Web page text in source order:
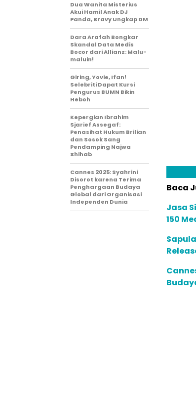
Baca
Jasa
150
Dua Wanita Misterius
Akui Hamil Anak DJ
Panda, Bravy Ungkap DM
Dara Arafah Bongkar
Skandal Data Medis
Bocor dari Allianz: Malu-
maluin!
Giring, Yovie, Ifan!
Selebriti Dapat Kursi
Pengurus BUMN Bikin
Heboh
Kepergian Ibrahim
Sjarief Assegaf:
Penasihat Hukum Brilian
dan Sosok Sang
Pendamping Najwa
Shihab
Cannes 2025: Syahrini
Disorot karena Terima
Penghargaan Budaya
Global dari Organisasi
Independen Dunia